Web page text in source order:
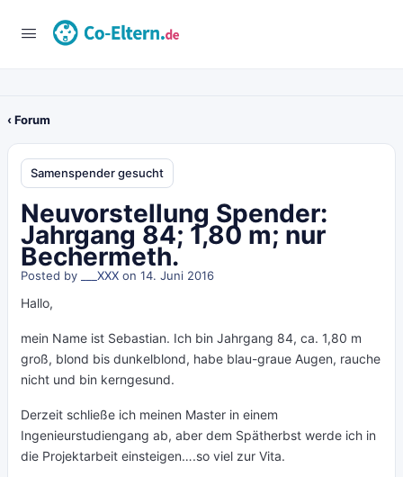
‹ Forum
Samenspender gesucht
Neuvorstellung Spender:
Jahrgang 84; 1,80 m; nur
Bechermeth.
Posted by ___XXX on 14. Juni 2016
Hallo,
mein Name ist Sebastian. Ich bin Jahrgang 84, ca. 1,80 m
groß, blond bis dunkelblond, habe blau-graue Augen, rauche
nicht und bin kerngesund.
Derzeit schließe ich meinen Master in einem
Ingenieurstudiengang ab, aber dem Spätherbst werde ich in
die Projektarbeit einsteigen….so viel zur Vita.